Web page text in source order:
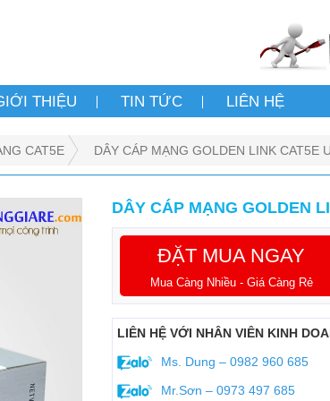
THIỆU TIN TỨC LIÊN HỆ
CAT5E DÂY CÁP MẠNG GOLDEN LINK CAT5E
DÂY CÁP MẠNG GOLDEN
ĐẶT MUA NGAY
Mua Càng Nhiều - Giá Càng Rẻ
LIÊN HỆ VỚI NHÂN VIÊN KINH
Ms. Dung – 0982 960 685
Mr.Sơn – 0973 497 685